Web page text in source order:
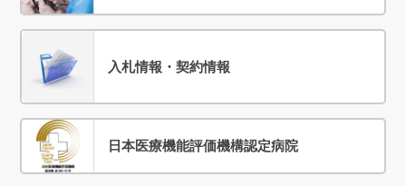
入札情報・契約情報
日本医療機能評価機構認定病院